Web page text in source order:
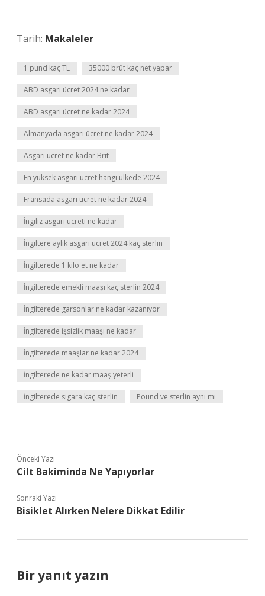
Tarih: Makaleler
1 pund kaç TL 35000 brüt kaç net yapar
ABD asgari ücret 2024 ne kadar
ABD asgari ücret ne kadar 2024
Almanyada asgari ücret ne kadar 2024
Asgari ücret ne kadar Brit
En yüksek asgari ücret hangi ülkede 2024
Fransada asgari ücret ne kadar 2024
İngiliz asgari ücreti ne kadar
İngiltere aylık asgari ücret 2024 kaç sterlin
İngilterede 1 kilo et ne kadar
İngilterede emekli maaşı kaç sterlin 2024
İngilterede garsonlar ne kadar kazanıyor
İngilterede işsizlik maaşı ne kadar
İngilterede maaşlar ne kadar 2024
İngilterede ne kadar maaş yeterli
İngilterede sigara kaç sterlin Pound ve sterlin aynı mı
Önceki Yazı
Cilt Bakiminda Ne Yapıyorlar
Sonraki Yazı
Bisiklet Alırken Nelere Dikkat Edilir
Bir yanıt yazın